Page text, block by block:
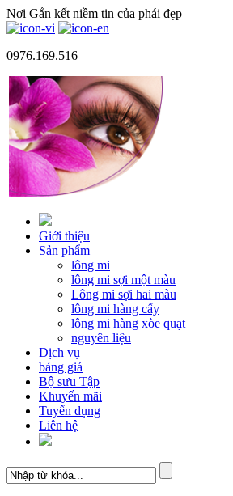
Nơi Gắn kết niềm tin của phái đẹp
0976.169.516
Giới thiệu
Sản phẩm
lông mi
lông mi sợi một màu
Lông mi sợi hai màu
lông mi hàng cấy
lông mi hàng xòe quạt
nguyên liệu
Dịch vụ
bảng giá
Bộ sưu Tập
Khuyến mãi
Tuyển dụng
Liên hệ